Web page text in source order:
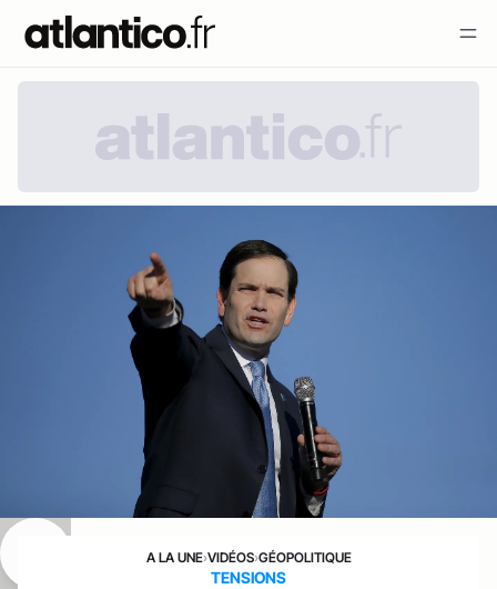
A LA UNE›VIDÉOS›GÉOPOLITIQUE
TENSIONS